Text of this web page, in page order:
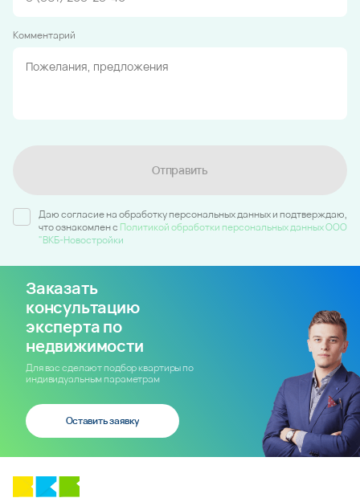
Комментарий
Отправить
Даю согласие на обработку персональных данных и подтверждаю,
что ознакомлен c Политикой обработки персональных данных ООО
"ВКБ-Новостройки
Заказать
консультацию
эксперта по
недвижимости
Для вас сделают подбор квартиры по
индивидуальным параметрам
Оставить заявку